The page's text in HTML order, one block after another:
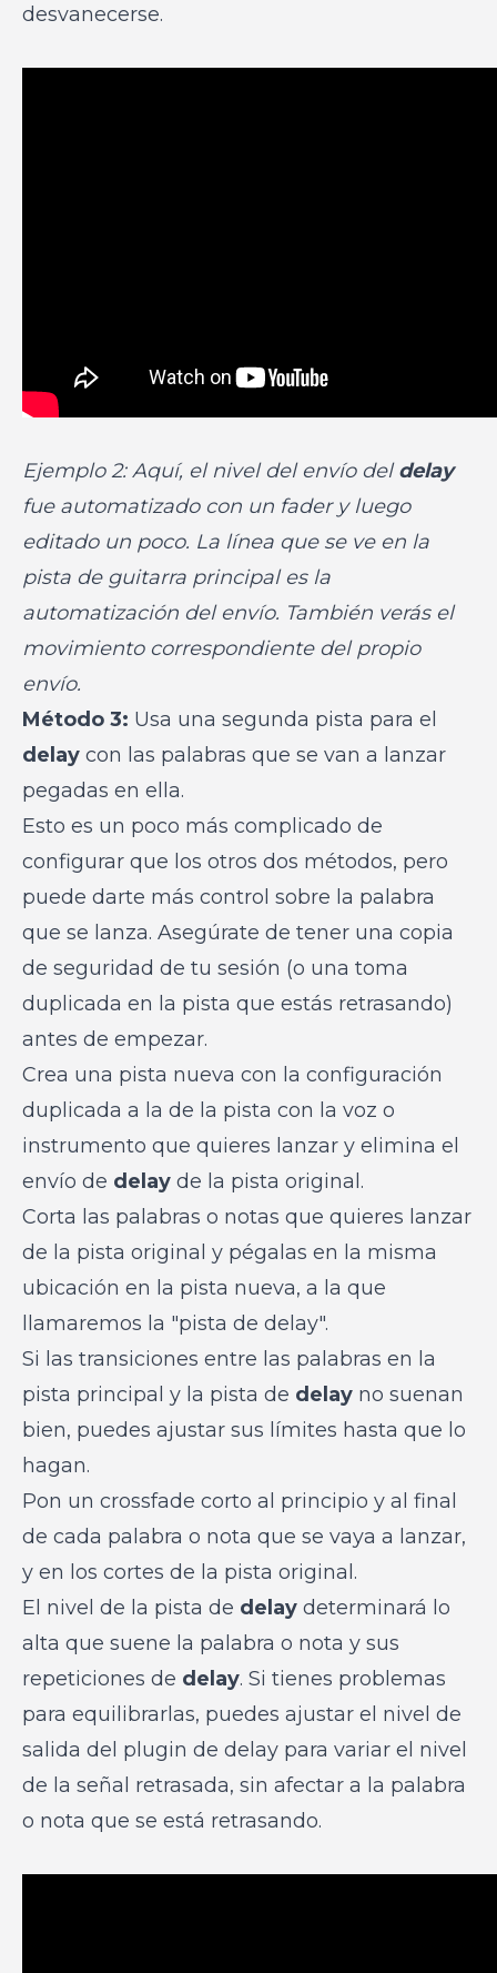
desvanecerse.
Ejemplo 2: Aquí, el nivel del envío deldelay
fue automatizado con un fader y luego
editado un poco. La línea que se ve en la
pista de guitarra principal es la
automatización del envío. También verás el
movimiento correspondiente del propio
envío.
Método 3: Usa una segunda pista para el
delay con las palabras que se van a lanzar
pegadas en ella.
Esto es un poco más complicado de
configurar que los otros dos métodos, pero
puede darte más control sobre la palabra
que se lanza. Asegúrate de tener una copia
de seguridad de tu sesión (o una toma
duplicada en la pista que estás retrasando)
antes de empezar.
Crea una pista nueva con la configuración
duplicada a la de la pista con la voz o
instrumento que quieres lanzar y elimina el
envío de delay de la pista original.
Corta las palabras o notas que quieres lanzar
de la pista original y pégalas en la misma
ubicación en la pista nueva, a la que
llamaremos la "pista de delay".
Si las transiciones entre las palabras en la
pista principal y la pista de delay no suenan
bien, puedes ajustar sus límites hasta que lo
hagan.
Pon un crossfade corto al principio y al final
de cada palabra o nota que se vaya a lanzar,
y en los cortes de la pista original.
El nivel de la pista de delay determinará lo
alta que suene la palabra o nota y sus
repeticiones de delay. Si tienes problemas
para equilibrarlas, puedes ajustar el nivel de
salida del plugin de delay para variar el nivel
de la señal retrasada, sin afectar a la palabra
o nota que se está retrasando.